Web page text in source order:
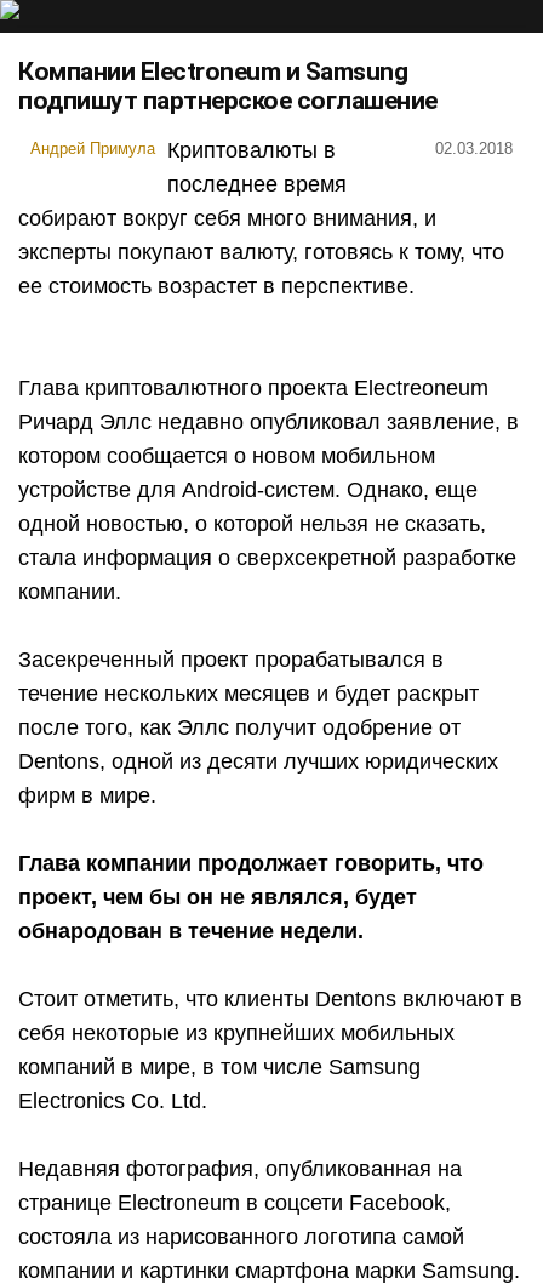
Компании Electroneum и Samsung
подпишут партнерское соглашение
Андрей Примула 02.03.2018
Криптовалюты в
последнее время
собирают вокруг себя много внимания, и
эксперты покупают валюту, готовясь к тому, что
ее стоимость возрастет в перспективе.
Глава криптовалютного проекта Electreoneum
Ричард Эллс недавно опубликовал заявление, в
котором сообщается о новом мобильном
устройстве для Android-систем. Однако, еще
одной новостью, о которой нельзя не сказать,
стала информация о сверхсекретной разработке
компании.
Засекреченный проект прорабатывался в
течение нескольких месяцев и будет раскрыт
после того, как Эллс получит одобрение от
Dentons, одной из десяти лучших юридических
фирм в мире.
Глава компании продолжает говорить, что
проект, чем бы он не являлся, будет
обнародован в течение недели.
Стоит отметить, что клиенты Dentons включают в
себя некоторые из крупнейших мобильных
компаний в мире, в том числе Samsung
Electronics Co. Ltd.
Недавняя фотография, опубликованная на
странице Electroneum в соцсети Facebook,
состояла из нарисованного логотипа самой
компании и картинки смартфона марки Samsung.